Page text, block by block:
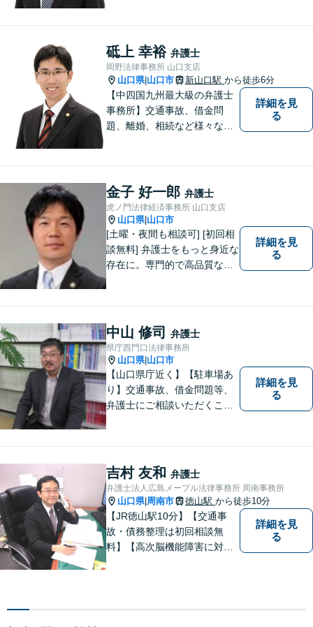
い！
砥上 幸裕 弁護士
岡野法律事務所 山口支店
山口県| 山口市 新山口駅 から徒歩6分
【中四国九州最大級の弁護士
事務所】交通事故、借金問
題、離婚、相続など様々な問
い！
詳細を見
る
金子 好一郎 弁護士
虎ノ門法律経済事務所 山口支店
山口県| 山口市
[土曜・夜間も相談可] [初回相
談無料] 弁護士をもっと身近な
存在に。専門的で高品質なリ
詳細を見
る
中山 修司 弁護士
県庁西門口法律事務所
山口県| 山口市
【山口県庁近く】【駐車場あ
り】交通事故、借金問題等、
弁護士にご相談いただくこと
談ください。専門知識を有す
る弁護士が、客観的視点から
事案を検討し、最適の解決方
法を探ります。
詳細を見
る
吉村 友和 弁護士
弁護士法人広島メープル法律事務所 周南事務所
山口県| 周南市 徳山駅 から徒歩10分
【JR徳山駅10分】【交通事
故・債務整理は初回相談無
料】【高次脳機能障害に対応
トナー」として、お客さまに
詳細を見
る